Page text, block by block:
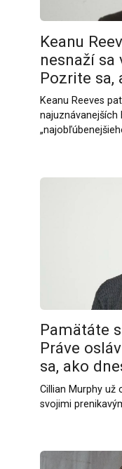
Keanu
nesnaží sa
Pozrite sa,
Keanu Reeves
Pamätáte
Práve
sa, ako
Cillian Murphy už
svojimi